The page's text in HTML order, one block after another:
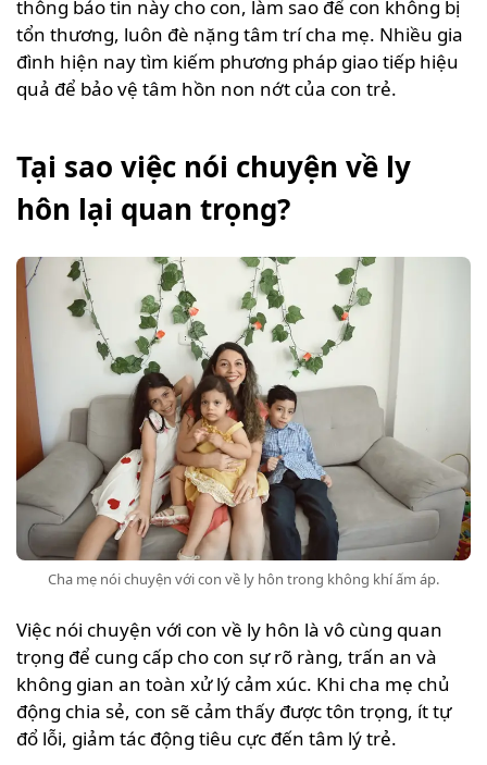
thông báo tin này cho con, làm sao để con không bị
tổn thương, luôn đè nặng tâm trí cha mẹ. Nhiều gia
đình hiện nay tìm kiếm phương pháp giao tiếp hiệu
quả để bảo vệ tâm hồn non nớt của con trẻ.
Tại sao việc nói chuyện về ly
hôn lại quan trọng?
Cha mẹ nói chuyện với con về ly hôn trong không khí ấm áp.
Việc nói chuyện với con về ly hôn là vô cùng quan
trọng để cung cấp cho con sự rõ ràng, trấn an và
không gian an toàn xử lý cảm xúc. Khi cha mẹ chủ
động chia sẻ, con sẽ cảm thấy được tôn trọng, ít tự
đổ lỗi, giảm tác động tiêu cực đến tâm lý trẻ.